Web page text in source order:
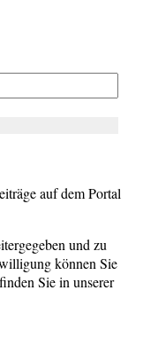
auf dem Portal
und zu
können Sie
Sie in unserer